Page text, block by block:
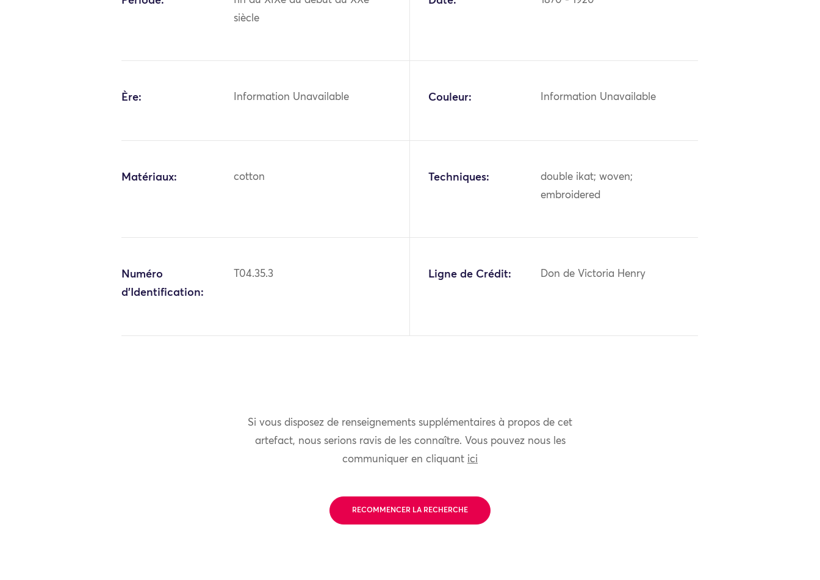
siècle
Ère: Information Unavailable Couleur: Information Unavailable
Matériaux: cotton Techniques:
double ikat; woven;
embroidered
Numéro
d'Identification:
T04.35.3 Ligne de Crédit: Don de Victoria Henry
Si vous disposez de renseignements supplémentaires à propos de cet
artefact, nous serions ravis de les connaître. Vous pouvez nous les
communiquer en cliquant ici
RECOMMENCER LA RECHERCHE